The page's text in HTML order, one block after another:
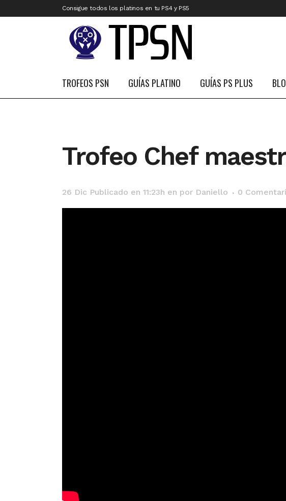
Consigue todos los platinos en tu PS4 y PS5
TROFEOS PSN GUÍAS PLATINO GUÍAS PS PLUS
Trofeo Chef
26 Dic Publicado en 11:23h en por Daniello 0